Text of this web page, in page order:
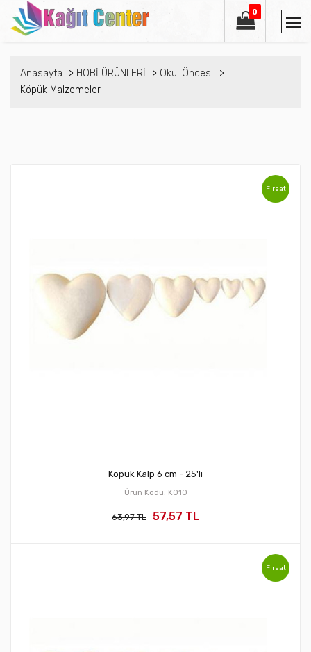
0
Anasayfa HOBİ ÜRÜNLERİ
Okul Öncesi
Köpük Malzemeler
Fırsat
Köpük Kalp 6 cm - 25'li
Ürün Kodu: KO10
63,97 TL 57,57 TL
Fırsat